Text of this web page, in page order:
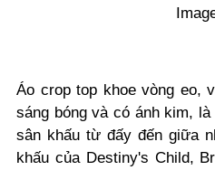
Áo crop top khoe vòng eo,
sáng bóng và có ánh kim,
sân khấu từ đấy đến giữa
khấu của Destiny's Child,